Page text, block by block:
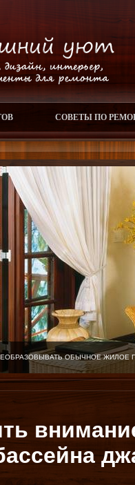
СОВЕТЫ ПО
ОБЫЧНОЕ